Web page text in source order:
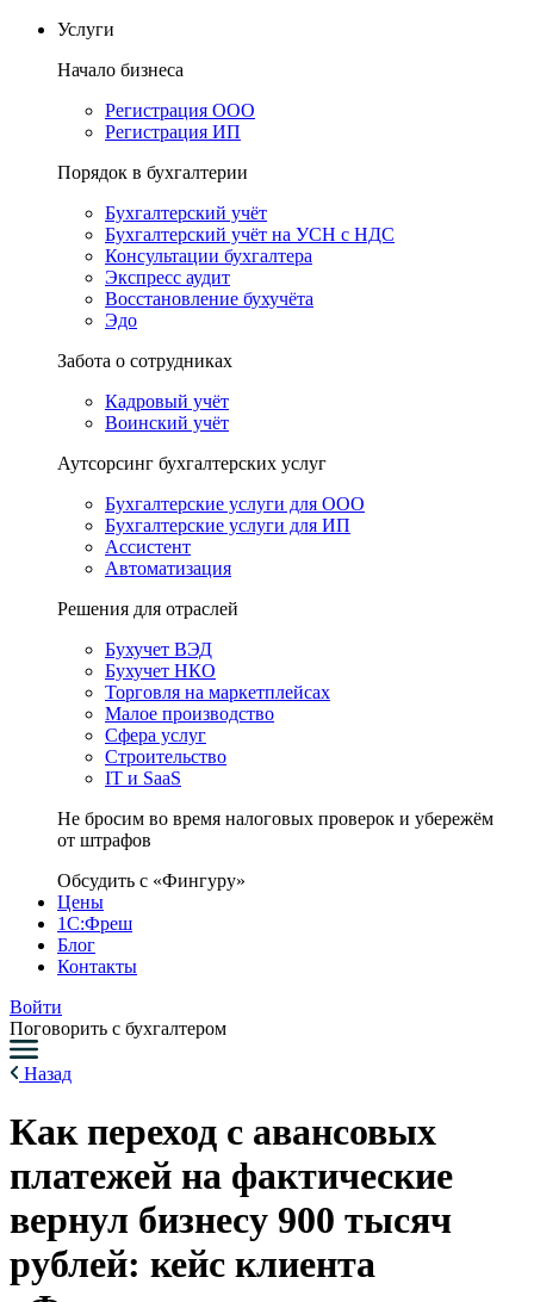
Услуги
Начало бизнеса
Регистрация ООО
Регистрация ИП
Порядок в бухгалтерии
Бухгалтерский учёт
Бухгалтерский учёт на УСН с НДС
Консультации бухгалтера
Экспресс аудит
Восстановление бухучёта
Эдо
Забота о сотрудниках
Кадровый учёт
Воинский учёт
Аутсорсинг бухгалтерских услуг
Бухгалтерские услуги для ООО
Бухгалтерские услуги для ИП
Ассистент
Автоматизация
Решения для отраслей
Бухучет ВЭД
Бухучет НКО
Торговля на маркетплейсах
Малое производство
Сфера услуг
Строительство
IT и SaaS
Не бросим во время налоговых проверок и убережём
от штрафов
Обсудить с «Фингуру»
Цены
1С:Фреш
Блог
Контакты
Войти
Поговорить с бухгалтером
Назад
Как переход с авансовых
платежей на фактические
вернул бизнесу 900 тысяч
рублей: кейс клиента